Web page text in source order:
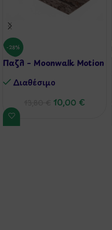
-28%
Παζλ – Moonwalk Motion
Διαθέσιμo
10,00 €